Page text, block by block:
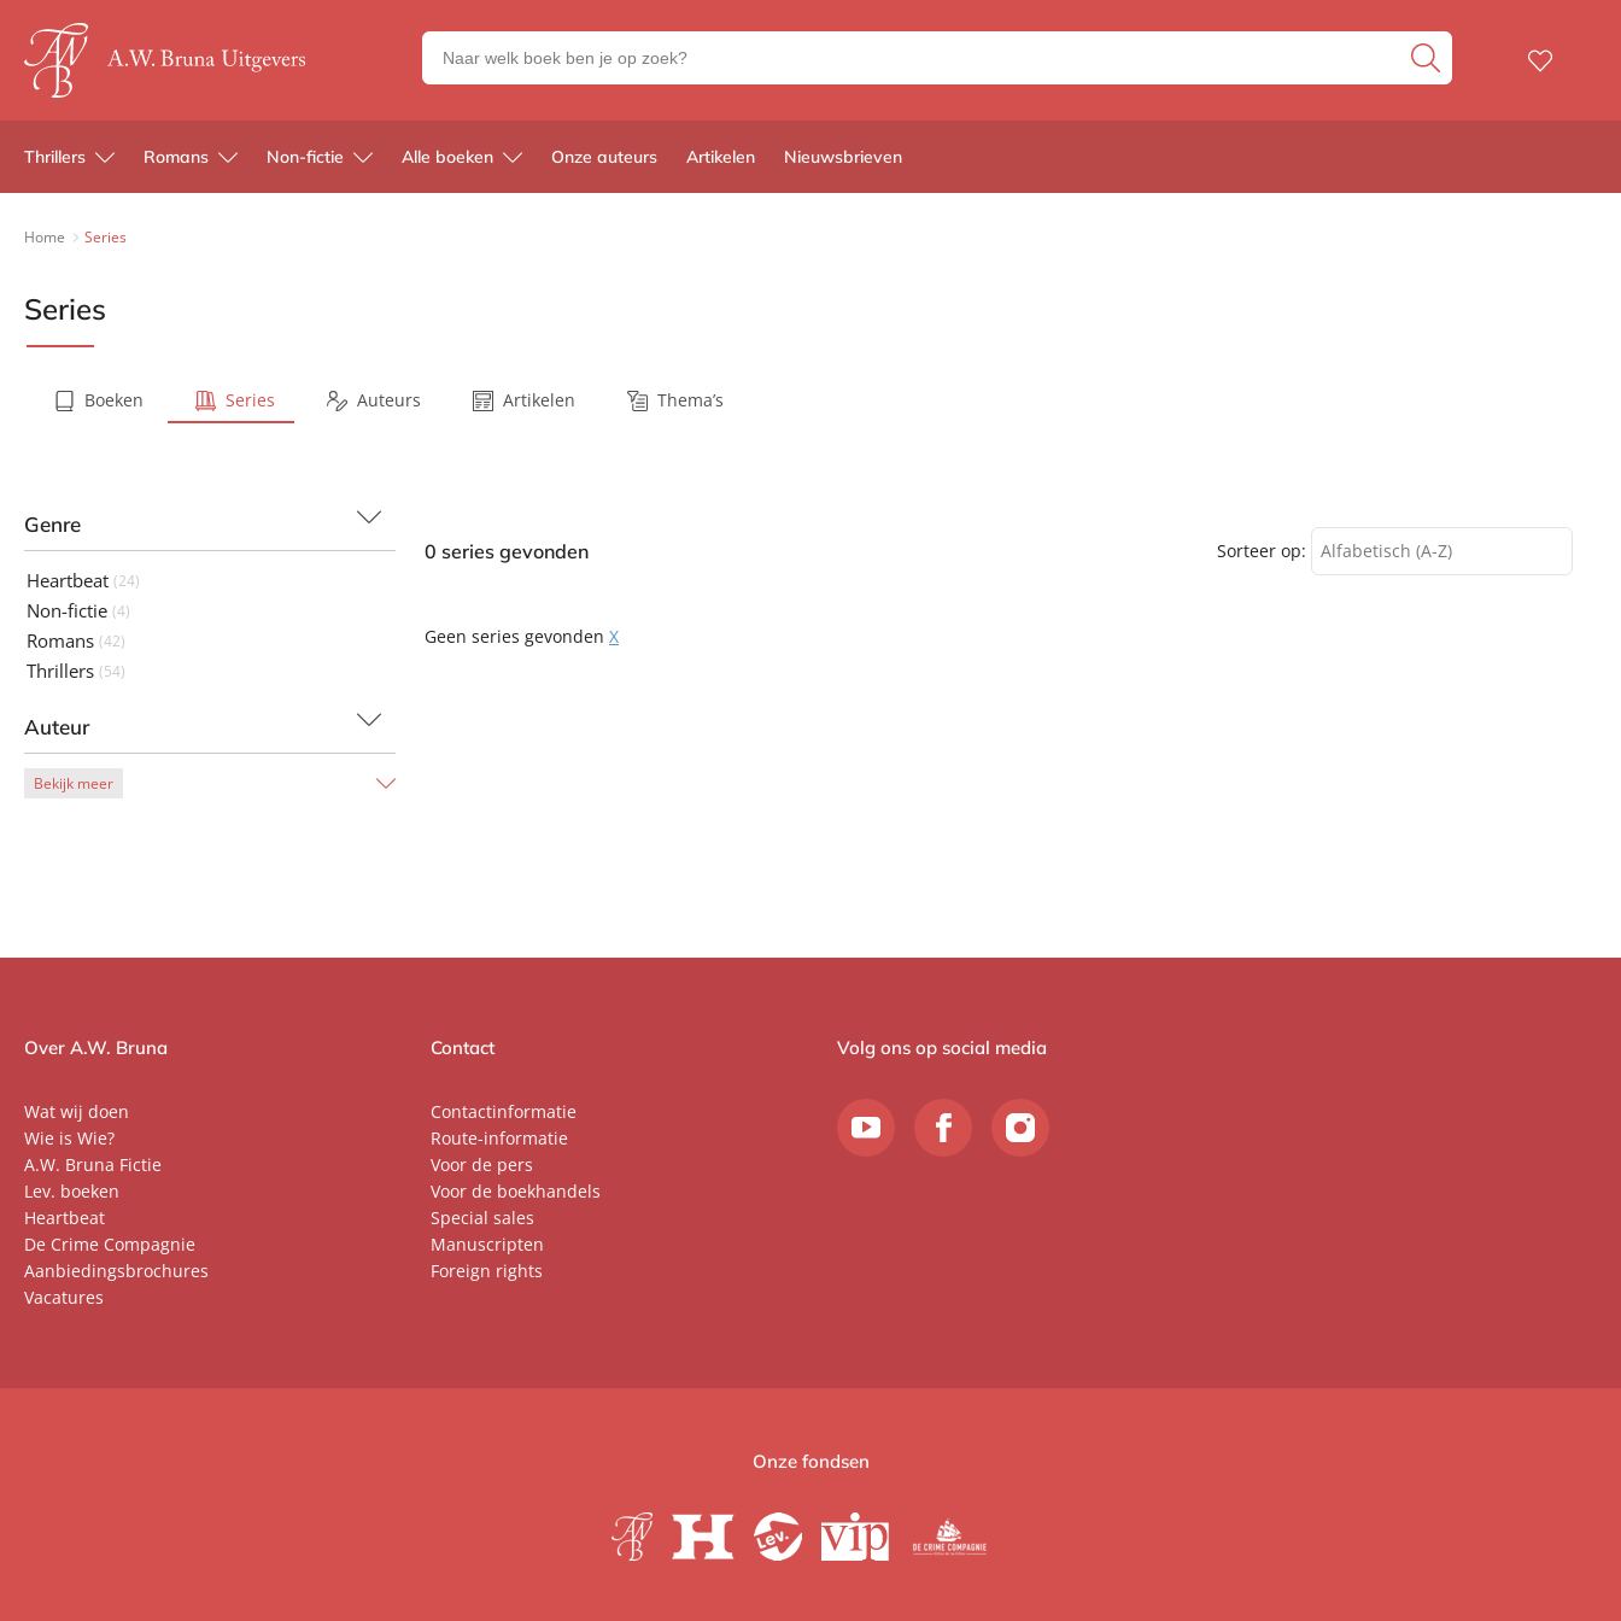
Zoeken
naar
en
uitgevers
Thrillers Romans Non-fictie Alle boeken Onze auteurs Artikelen Nieuwsbrieven
Home Series
Series
Boeken Series Auteurs Artikelen Thema’s
Genre
Heartbeat (24)
Non-fictie (4)
Romans (42)
Thrillers (54)
Auteur
Bekijk meer
0 series gevonden Sorteer op: Alfabetisch (A-Z)
Geen series gevonden X
Over A.W. Bruna
Wat wij doen
Wie is Wie?
A.W. Bruna Fictie
Lev. boeken
Heartbeat
De Crime Compagnie
Aanbiedingsbrochures
Vacatures
Contact
Contactinformatie
Route-informatie
Voor de pers
Voor de boekhandels
Special sales
Manuscripten
Foreign rights
Volg ons op social media
Onze fondsen